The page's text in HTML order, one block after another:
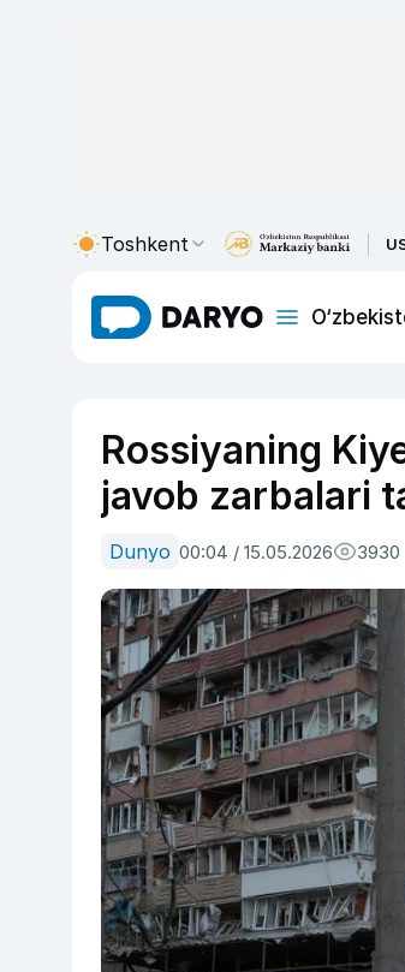
Toshkent
Rossiyaning
javob zarbalari
Dunyo 00:04 / 15.05.2026 3930